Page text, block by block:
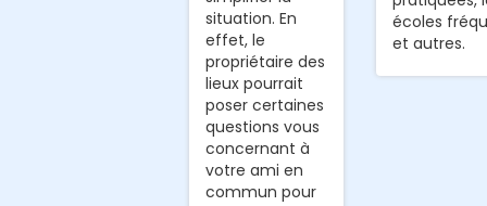
situation. En
effet, le
propriétaire des
lieux pourrait
poser certaines
questions vous
concernant à
votre ami en
commun pour
écoles
et autres.